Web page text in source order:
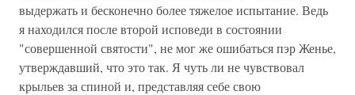
выдержать и бесконечно более тяжелое испытание. Ведь
я находился после второй исповеди в состоянии
"совершенной святости", не мог же ошибаться пэр Женье,
утверждавший, что это так. Я чуть ли не чувствовал
крыльев за спиной и, представляя себе свою